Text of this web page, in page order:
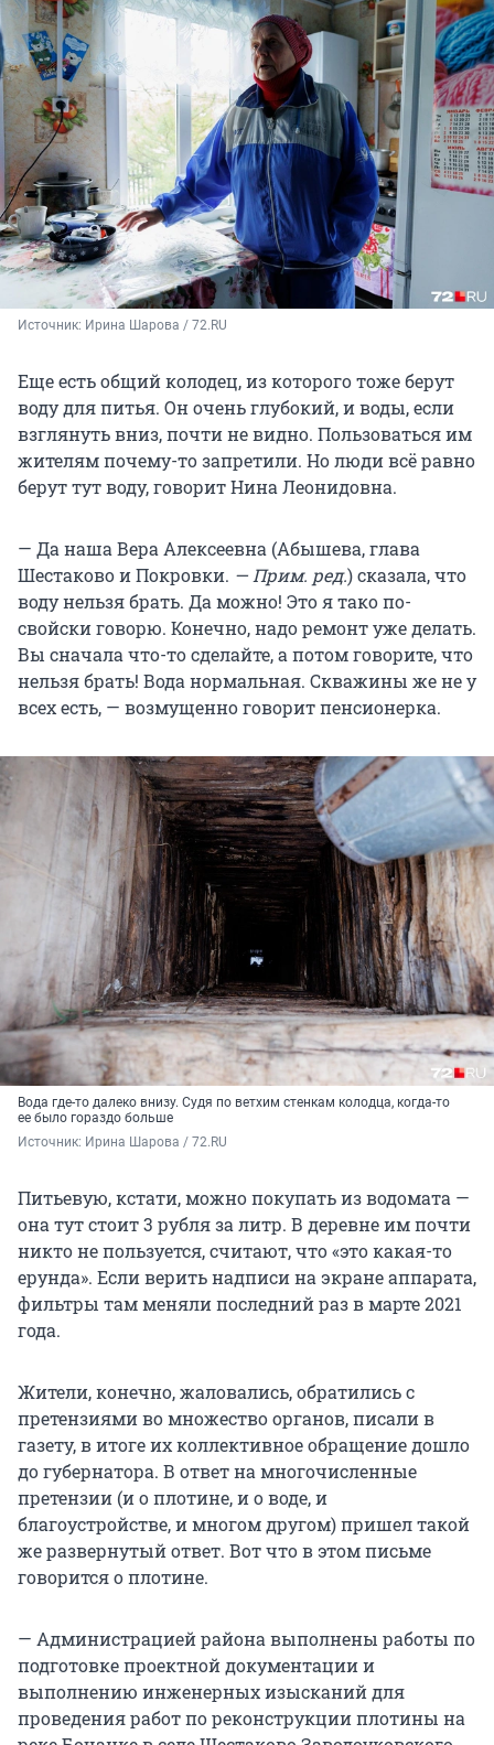
Источник: Ирина Шарова / 72.RU
Еще есть общий колодец, из которого тоже берут
воду для питья. Он очень глубокий, и воды, если
взглянуть вниз, почти не видно. Пользоваться им
жителям почему-то запретили. Но люди всё равно
берут тут воду, говорит Нина Леонидовна.
— Да наша Вера Алексеевна (Абышева, глава
Шестаково и Покровки. — Прим. ред.) сказала, что
воду нельзя брать. Да можно! Это я тако по-
свойски говорю. Конечно, надо ремонт уже делать.
Вы сначала что-то сделайте, а потом говорите, что
нельзя брать! Вода нормальная. Скважины же не у
всех есть, — возмущенно говорит пенсионерка.
Вода где-то далеко внизу. Судя по ветхим стенкам колодца, когда-то
ее было гораздо больше
Источник: Ирина Шарова / 72.RU
Питьевую, кстати, можно покупать из водомата —
она тут стоит 3 рубля за литр. В деревне им почти
никто не пользуется, считают, что «это какая-то
ерунда». Если верить надписи на экране аппарата,
фильтры там меняли последний раз в марте 2021
года.
Жители, конечно, жаловались, обратились с
претензиями во множество органов, писали в
газету, в итоге их коллективное обращение дошло
до губернатора. В ответ на многочисленные
претензии (и о плотине, и о воде, и
благоустройстве, и многом другом) пришел такой
же развернутый ответ. Вот что в этом письме
говорится о плотине.
— Администрацией района выполнены работы по
подготовке проектной документации и
выполнению инженерных изысканий для
проведения работ по реконструкции плотины на